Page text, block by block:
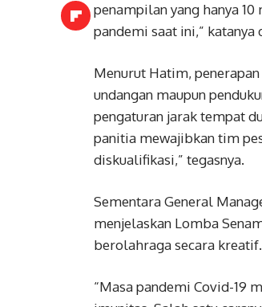
penampilan yang hanya
pandemi saat ini,” katanya
Menurut Hatim,
undangan maupun
pengaturan jarak tempat
panitia mewajibkan tim
diskualifikasi,” tegasnya.
Sementara General
menjelaskan Lomba
berolahraga secara kreatif.
“Masa pandemi Covid-19